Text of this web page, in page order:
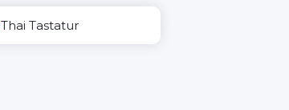
Thai Tastatur